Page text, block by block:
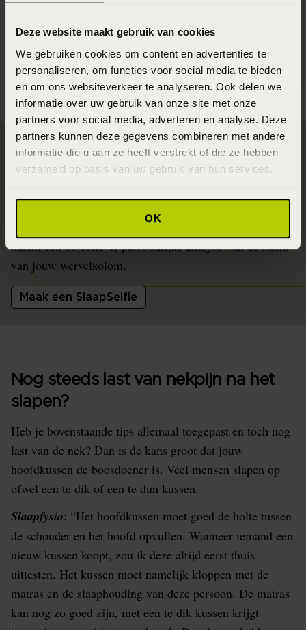
Deze website maakt gebruik van cookies
We gebruiken cookies om content en advertenties te
personaliseren, om functies voor social media te bieden
en om ons websiteverkeer te analyseren. Ook delen we
informatie over uw gebruik van onze site met onze
partners voor social media, adverteren en analyse. Deze
partners kunnen deze gegevens combineren met andere
informatie die u aan ze heeft verstrekt of die ze hebben
verzameld op basis van uw gebruik van hun services.
OK
Zo maak je een slaapselfie
gebruik van onze SlaapSelfie. Slaapfysio Hidde Hulshof
maakt een objectieve, persoonlijke analyse van de stand
van jouw wervelkolom.
Maak een SlaapSelfie
Nog steeds last van nekpijn na het
slapen?
Heb je bovenstaande tips allemaal toegepast en toch nog
last van de nek? Dan is de kans groot dat jouw
hoofdkussen de boosdoener is. Veel mensen slapen op
ofwel een te dik of een te dun kussen.
Slaapfysio: “Het hoofdkussen moet goed de holte tussen
de schouder en het hoofd opvullen. Wanneer iemand een
nieuw kussen koopt, zou ik deze altijd eerst thuis
uittesten. Het kussen moet namelijk kloppen met de
matras en de slaaphouding van deze persoon. De matras
kan nog zo goed zijn, met een te dik kussen krijgt